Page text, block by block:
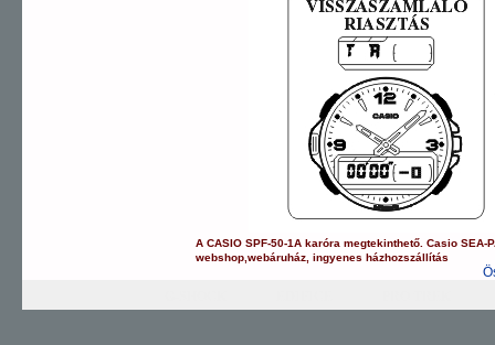
ACASIO SPF-50-1A karóra megtekinthető.Casio SEA-
webshop ,webáruház ,ingyenes házhozszállítás